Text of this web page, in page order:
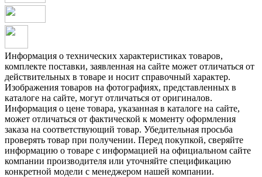
Информация о технических характеристиках товаров,
комплекте поставки, заявленная на сайте может отличаться от
действительных в товаре и носит справочный характер.
Изображения товаров на фотографиях, представленных в
каталоге на сайте, могут отличаться от оригиналов.
Информация о цене товара, указанная в каталоге на сайте,
может отличаться от фактической к моменту оформления
заказа на соответствующий товар. Убедительная просьба
проверять товар при получении. Перед покупкой, сверяйте
информацию о товаре с информацией на официальном сайте
компании производителя или уточняйте спецификацию
конкретной модели с менеджером нашей компании.